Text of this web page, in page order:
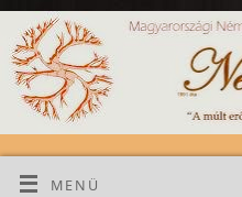
MENÜ